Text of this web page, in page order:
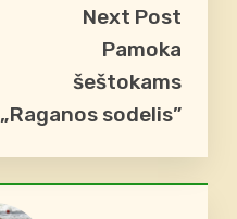
Next Post
Pamoka
šeštokams
„Raganos sodelis”